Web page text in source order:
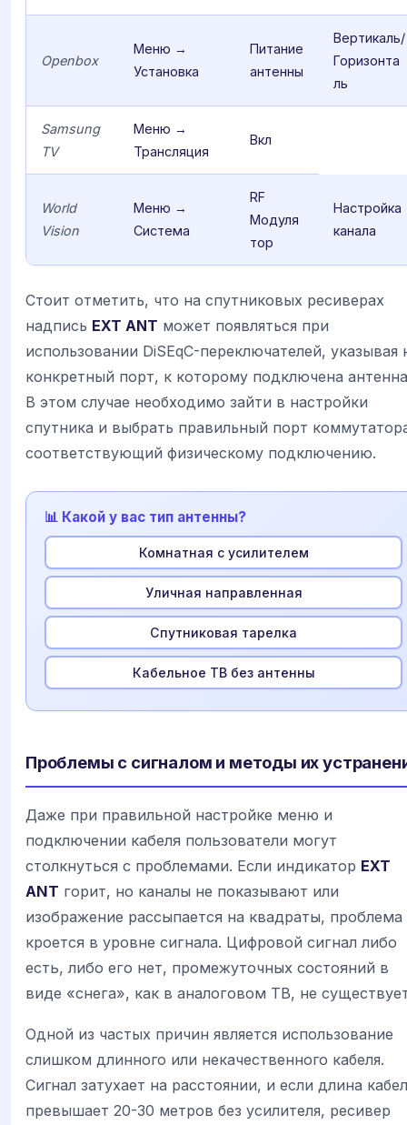
Openbox
Меню →
Установка
Питание
антенны
Вертикаль/
Горизонта
ль
Samsung
TV
Меню →
Трансляция
Вкл
World
Vision
Меню →
Система
RF
Модуля
тор
Настройка
канала
Стоит отметить, что на спутниковых ресиверах
надпись EXT ANT может появляться при
использовании DiSEqC-переключателей, указывая
конкретный порт, к которому подключена
В этом случае необходимо зайти в настройки
спутника и выбрать правильный порт
соответствующий физическому подключению.
📊 Какой у вас тип антенны?
Комнатная с усилителем
Уличная направленная
Спутниковая тарелка
Кабельное ТВ без антенны
Проблемы с сигналом и методы их
Даже при правильной настройке меню и
подключении кабеля пользователи могут
столкнуться с проблемами. Если индикатор EXT
ANT горит, но каналы не показывают или
изображение рассыпается на квадраты, проблема
кроется в уровне сигнала. Цифровой сигнал либо
есть, либо его нет, промежуточных состояний в
виде «снега», как в аналоговом ТВ, не
Одной из частых причин является использование
слишком длинного или некачественного кабеля.
Сигнал затухает на расстоянии, и если длина
превышает 20-30 метров без усилителя, ресивер